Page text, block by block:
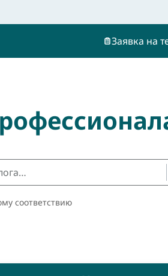
Заявка на
соответствию